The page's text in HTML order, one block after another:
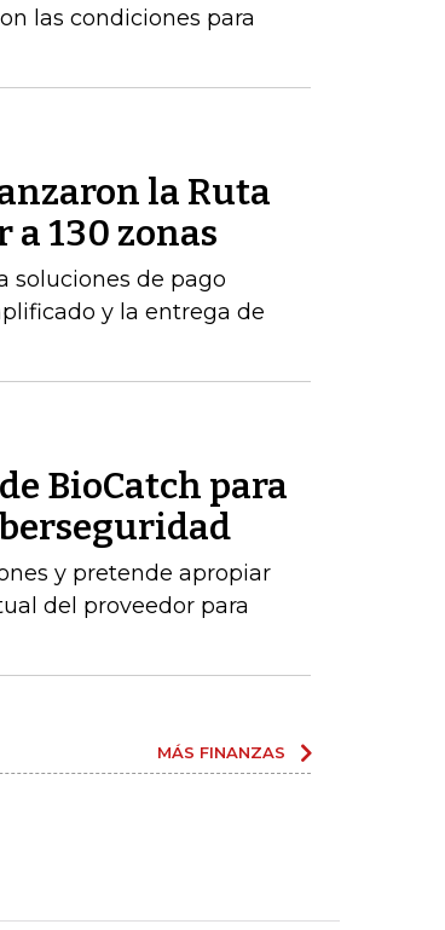
las condiciones para
la Ruta
130 zonas
soluciones de pago
y la entrega de
BioCatch para
y pretende apropiar
del proveedor para
MÁS FINANZAS